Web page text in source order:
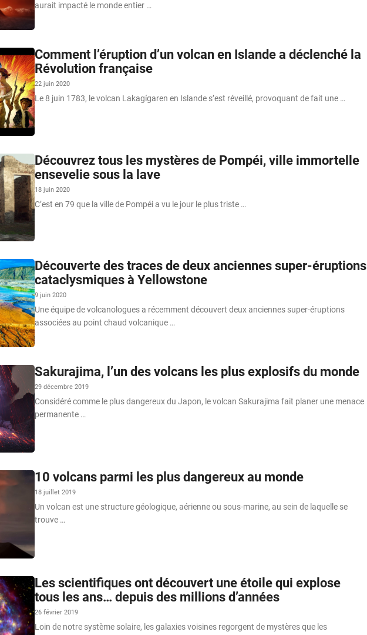
aurait impacté le monde entier …
Comment l’éruption d’un volcan en Islande a déclenché la
Révolution française
22 juin 2020
Le 8 juin 1783, le volcan Lakagígaren en Islande s’est réveillé, provoquant de fait une …
Découvrez tous les mystères de Pompéi, ville immortelle
ensevelie sous la lave
18 juin 2020
C’est en 79 que la ville de Pompéi a vu le jour le plus triste …
Découverte des traces de deux anciennes super-éruptions
cataclysmiques à Yellowstone
9 juin 2020
Une équipe de volcanologues a récemment découvert deux anciennes super-éruptions
associées au point chaud volcanique …
Sakurajima, l’un des volcans les plus explosifs du monde
29 décembre 2019
Considéré comme le plus dangereux du Japon, le volcan Sakurajima fait planer une menace
permanente …
10 volcans parmi les plus dangereux au monde
18 juillet 2019
Un volcan est une structure géologique, aérienne ou sous-marine, au sein de laquelle se
trouve …
Les scientifiques ont découvert une étoile qui explose
tous les ans… depuis des millions d’années
26 février 2019
Loin de notre système solaire, les galaxies voisines regorgent de mystères que les